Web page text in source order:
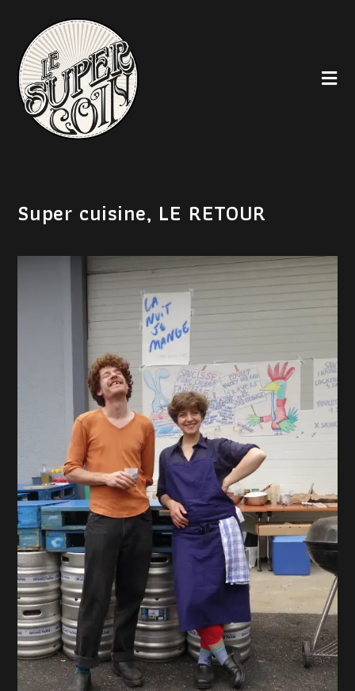
Super cuisine, LE RETOUR